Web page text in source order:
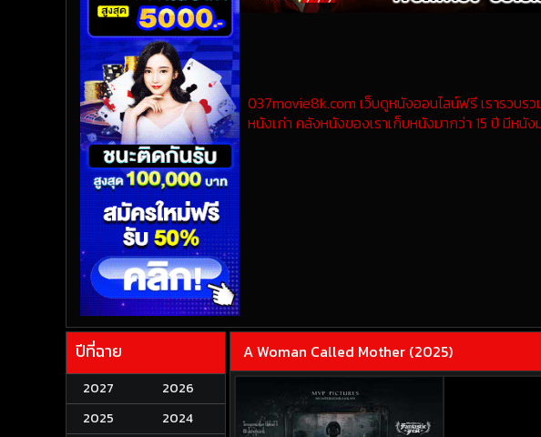
037movie8k.com เว็บดูหนังออนไลน์ฟรี เรารวบ
หนังเก่า คลังหนังของเราเก็บหนังมากว่า 15 ปี มีห
ปีที่ฉาย
2027
2026
2025
2024
A Woman Called Mother (2025)